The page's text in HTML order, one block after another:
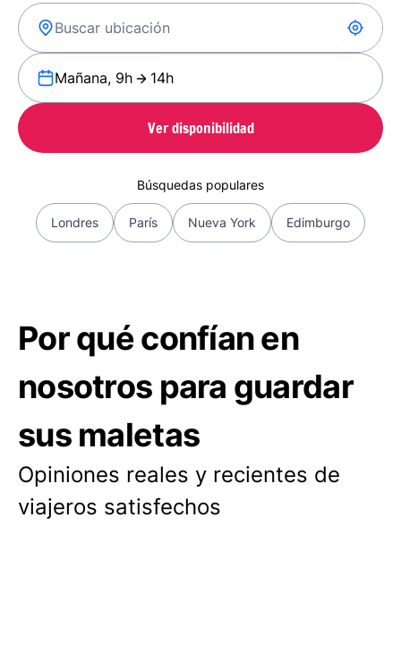
Mañana, 9h 14h
Ver disponibilidad
Búsquedas populares
Londres París Nueva York Edimburgo
Por qué confían en
nosotros para guardar
sus maletas
Opiniones reales y recientes de
viajeros satisfechos